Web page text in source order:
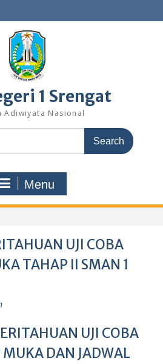
1 Srengat
Adiwiyata Nasional
Menu
UJI COBA
TAHAP II SMAN 1
UJI COBA
DAN JADWAL